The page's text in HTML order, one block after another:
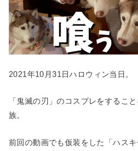
2021年10月31日ハロウィン当日。
「鬼滅の刃」のコスプレをするこ
族。
前回の動画でも仮装をした「ハス